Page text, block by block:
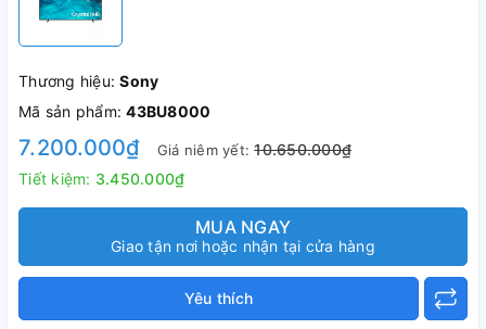
Thương hiệu:Sony
Mã sản phẩm:43BU8000
7.200.000₫ Giá niêm yết:10.650.000₫
Tiết kiệm: 3.450.000₫
MUA NGAY
Giao tận nơi hoặc nhận tại cửa hàng
Yêu thích